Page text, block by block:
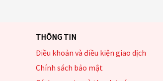
THÔNG TIN
Điều khoản và điều kiện giao dịch
Chính sách bảo mật